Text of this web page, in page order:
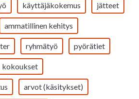
käyttäjäkokemus jätteet
ammatillinen kehitys
ryhmätyö pyörätiet
kokoukset
arvot (käsitykset)